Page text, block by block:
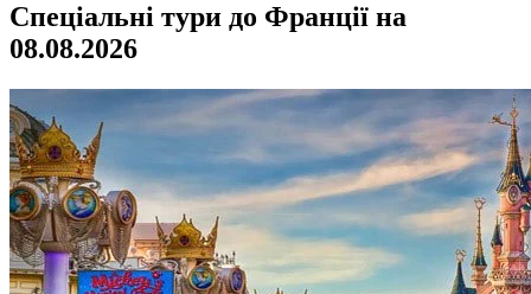
Спеціальні тури до Франції на
08.08.2026